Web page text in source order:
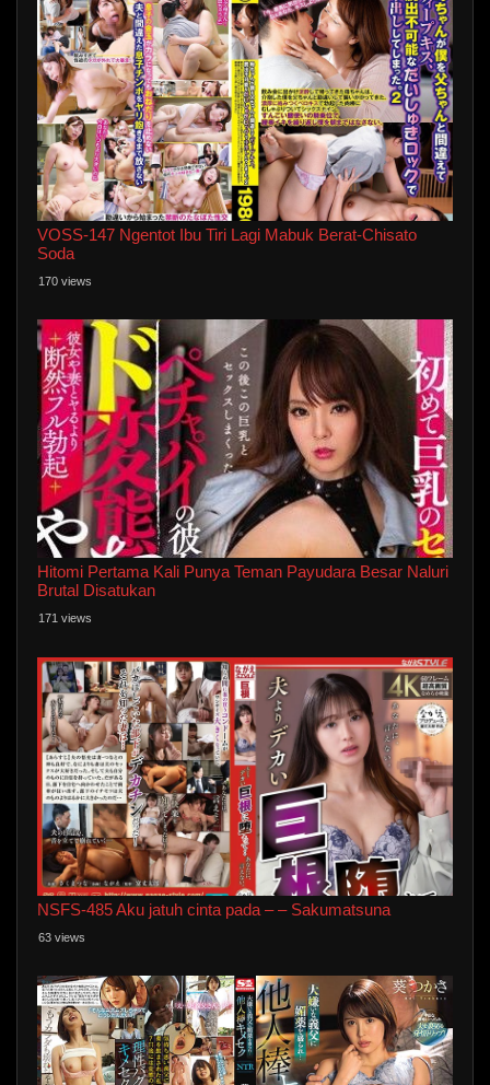
VOSS-147 Ngentot Ibu Tiri Lagi Mabuk Berat-Chisato
Soda
170 views
Hitomi Pertama Kali Punya Teman Payudara Besar Naluri
Brutal Disatukan
171 views
NSFS-485 Aku jatuh cinta pada – – Sakumatsuna
63 views